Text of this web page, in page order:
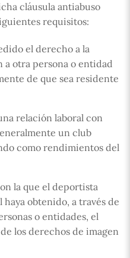
cláusula antiabuso
requisitos:
el derecho a la
a otra persona o entidad
de que sea residente
relación laboral con
un club
como rendimientos del
la que el deportista
obtenido, a través de
o entidades, el
los derechos de imagen